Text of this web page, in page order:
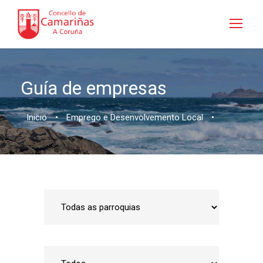
Guía de empresas
Inicio • Emprego e Desenvolvemento Local •